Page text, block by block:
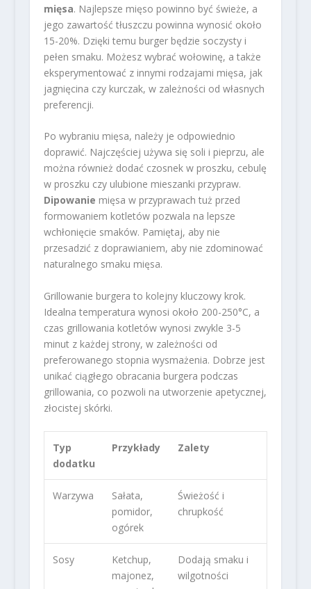
mięsa. Najlepsze mięso powinno być świeże, a
jego zawartość tłuszczu powinna wynosić około
15-20%. Dzięki temu burger będzie soczysty i
pełen smaku. Możesz wybrać wołowinę, a także
eksperymentować z innymi rodzajami mięsa, jak
jagnięcina czy kurczak, w zależności od własnych
preferencji.
Po wybraniu mięsa, należy je odpowiednio
doprawić. Najczęściej używa się soli i pieprzu, ale
można również dodać czosnek w proszku, cebulę
w proszku czy ulubione mieszanki przypraw.
Dipowanie mięsa w przyprawach tuż przed
formowaniem kotletów pozwala na lepsze
wchłonięcie smaków. Pamiętaj, aby nie
przesadzić z doprawianiem, aby nie zdominować
naturalnego smaku mięsa.
Grillowanie burgera to kolejny kluczowy krok.
Idealna temperatura wynosi około 200-250°C, a
czas grillowania kotletów wynosi zwykle 3-5
minut z każdej strony, w zależności od
preferowanego stopnia wysmażenia. Dobrze jest
unikać ciągłego obracania burgera podczas
grillowania, co pozwoli na utworzenie apetycznej,
złocistej skórki.
Typ
dodatku
Przykłady Zalety
Warzywa
Sałata,
pomidor,
ogórek
Świeżość i
chrupkość
Sosy
Ketchup,
majonez,
Dodają smaku i
wilgotności